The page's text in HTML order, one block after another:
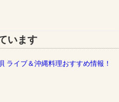
います
ライブ＆沖縄料理おすすめ情報！